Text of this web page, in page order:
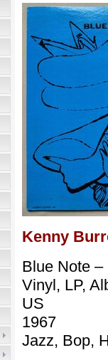
Kenny
Blue Note
Vinyl, LP,
US
1967
Jazz, Bop,